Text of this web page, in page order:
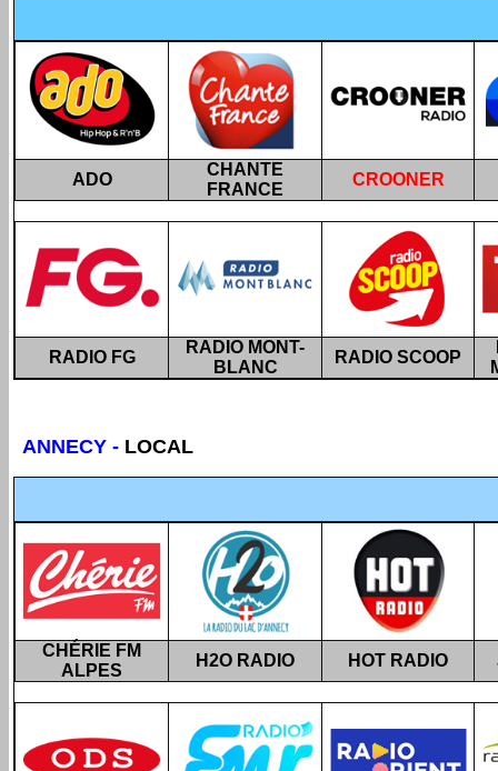
ADO
CHANTE
FRANCE
CROONER
RADIO FG
RADIO MONT-
BLANC
RADIO SCOOP
ANNECY - LOCAL
CHÉRIE FM
ALPES
H2O RADIO HOT RADIO